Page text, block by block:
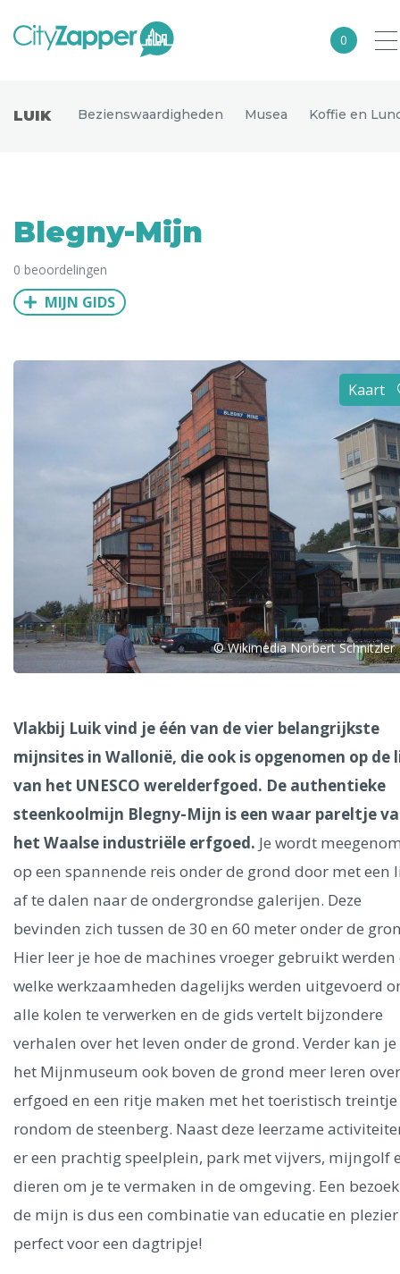
0
Europa
Noord-Amerika
Azië
Phoenix
Dresden
Ålesund
Singapore
Mechelen
Dublin
Hong Kong München Wenen Budapest
Madrid
Vancouver
Alles bekijken
LUIK Bezienswaardigheden Musea Koffie en
Blegny-Mijn
0 beoordelingen
MIJN GIDS
Kaart
© Wikimedia Norbert Schnitzler
Vlakbij Luik vind je één van de vier belangrijkste
mijnsites in Wallonië, die ook is opgenomen op de
van het UNESCO werelderfgoed. De authentieke
steenkoolmijn Blegny-Mijn is een waar pareltje
het Waalse industriële erfgoed. Je wordt
op een spannende reis onder de grond door met een
af te dalen naar de ondergrondse galerijen. Deze
bevinden zich tussen de 30 en 60 meter onder de
Hier leer je hoe de machines vroeger gebruikt werden
welke werkzaamheden dagelijks werden uitgevoerd
alle kolen te verwerken en de gids vertelt bijzondere
verhalen over het leven onder de grond. Verder kan
het Mijnmuseum ook boven de grond meer leren
erfgoed en een ritje maken met het toeristisch treintje
rondom de steenberg. Naast deze leerzame
er een prachtig speelplein, park met vijvers, mijngolf
dieren om je te vermaken in de omgeving. Een
de mijn is dus een combinatie van educatie en
perfect voor een dagtripje!